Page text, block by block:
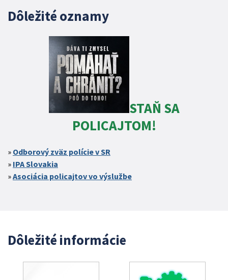
Dôležité oznamy
STAŇ SA
POLICAJTOM!
Odborový zväz polície v SR
IPA Slovakia
Asociácia policajtov vo výslužbe
Dôležité informácie